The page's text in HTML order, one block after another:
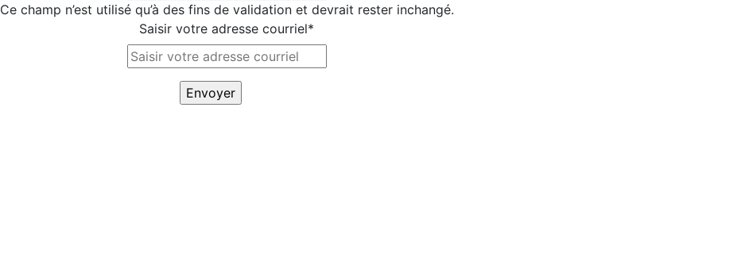
Ce champ n’est utilisé qu’à des fins de validation et devrait rester inchangé.
Saisir votre adresse courriel*